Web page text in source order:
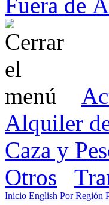
Alquiler
Caza y
Otros
Inicio English Por Región